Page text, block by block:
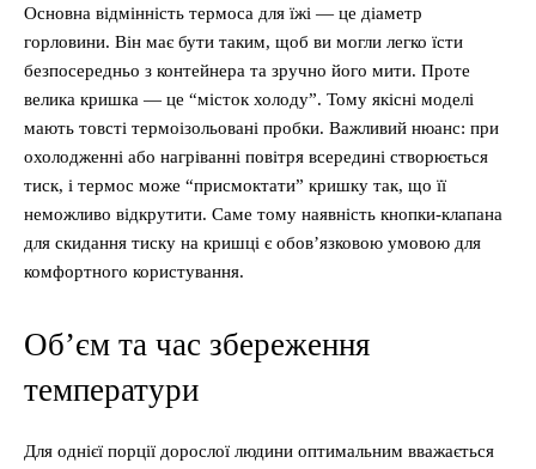
Основна відмінність термоса для їжі — це діаметр
горловини. Він має бути таким, щоб ви могли легко їсти
безпосередньо з контейнера та зручно його мити. Проте
велика кришка — це “місток холоду”. Тому якісні моделі
мають товсті термоізольовані пробки. Важливий нюанс: при
охолодженні або нагріванні повітря всередині створюється
тиск, і термос може “присмоктати” кришку так, що її
неможливо відкрутити. Саме тому наявність кнопки-клапана
для скидання тиску на кришці є обов’язковою умовою для
комфортного користування.
Об’єм та час збереження
температури
Для однієї порції дорослої людини оптимальним вважається